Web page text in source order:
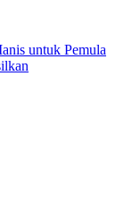
untuk Pemula